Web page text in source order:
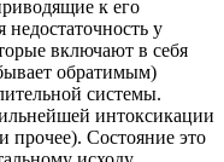
к его
у
включают в себя
обратимым)
системы.
интоксикации
прочее). Состояние это